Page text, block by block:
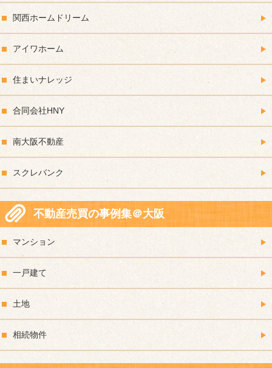
関西ホームドリーム
アイワホーム
住まいナレッジ
合同会社HNY
南大阪不動産
スクレバンク
不動産売買の事例集＠大阪
マンション
一戸建て
土地
相続物件